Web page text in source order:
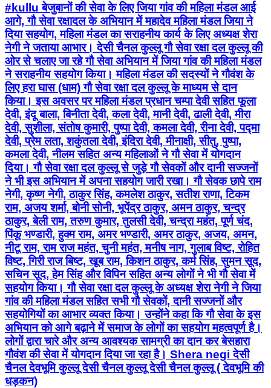
#kullu बेजुबानों की सेवा के लिए जिया गांव की महिला मंडल आई
आगे, गौ सेवा रक्षादल के अभियान में महादेव महिला मंडल जिया ने
दिया सहयोग, महिला मंडल का सराहनीय कार्य के लिए अध्यक्ष शेरा
नेगी ने जताया आभार। देसी चैनल कुल्लू गौ सेवा रक्षा दल कुल्लू की
ओर से चलाए जा रहे गौ सेवा अभियान में जिया गांव की महिला मंडल
ने सराहनीय सहयोग किया। महिला मंडल की सदस्यों ने गौवंश के
लिए हरा घास (धाम) गौ सेवा रक्षा दल कुल्लू के माध्यम से दान
किया। इस अवसर पर महिला मंडल प्रधान चम्पा देवी सहित फूला
देवी, इंदू बाला, बिनीता देवी, कला देवी, मानी देवी, ढाली देवी, मीरा
देवी, सुशीला, संतोष कुमारी, पुष्पा देवी, कमला देवी, रीना देवी, पद्मा
देवी, प्रेम लता, शकुंतला देवी, इंदिरा देवी, मीनाक्षी, सीतु, पुष्पा,
कमला देवी, नीलम सहित अन्य महिलाओं ने गौ सेवा में योगदान
दिया। गौ सेवा रक्षा दल कुल्लू से जुड़े गौ सेवकों और दानी सज्जनों
ने भी इस अभियान में अपना सहयोग जारी रखा। गौ सेवक छापे राम
नेगी, कृष्ण नेगी, ठाकुर सिंह, कमलेश ठाकुर, सतीश राणा, टिकम
राम, अजय शर्मा, बोनी सोनी, भूपेंद्र ठाकुर, अमन ठाकुर, चन्द्र
ठाकुर, बेली राम, तरुण कुमार, तुलसी देवी, चन्द्रा महंत, पूर्ण चंद,
पिंकू भण्डारी, हुक्म राम, अमर भण्डारी, अमर ठाकुर, अजय, अमन,
नीटू राम, राम राज महंत, चुनी महंत, मनीष नाग, गुलाब विष्ट, रोहित
विष्ट, गिरी राज बिष्ट, खूब राम, किशन ठाकुर, कर्म सिंह, सुमन सूद,
सचिन सूद, हेम सिंह और विपिन सहित अन्य लोगों ने भी गौ सेवा में
सहयोग किया। गौ सेवा रक्षा दल कुल्लू के अध्यक्ष शेरा नेगी ने जिया
गांव की महिला मंडल सहित सभी गौ सेवकों, दानी सज्जनों और
सहयोगियों का आभार व्यक्त किया। उन्होंने कहा कि गौ सेवा के इस
अभियान को आगे बढ़ाने में समाज के लोगों का सहयोग महत्वपूर्ण है।
लोगों द्वारा चारे और अन्य आवश्यक सामग्री का दान कर बेसहारा
गौवंश की सेवा में योगदान दिया जा रहा है। Shera negi देसी
चैनल देवभूमि कुल्लू देसी चैनल कुल्लू देसी चैनल कुल्लू ( देवभूमि की
धड़कन)